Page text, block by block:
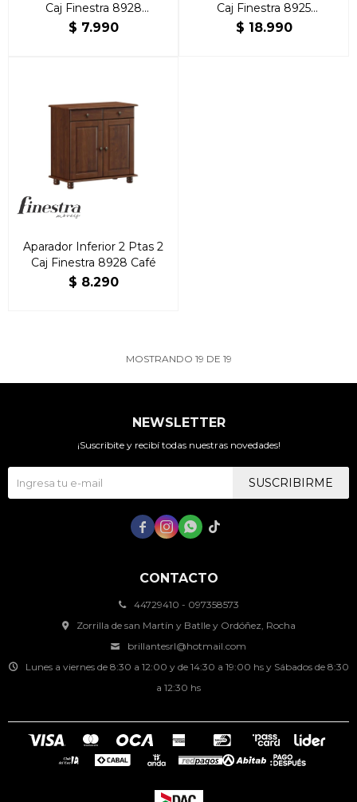
Caj Finestra 8928
Roble/Blanco
$ 7.990
Caj Finestra 8925
Roble/Blanco
$ 18.990
Aparador Inferior 2 Ptas 2
Caj Finestra 8928 Café
$ 8.290
MOSTRANDO 19 DE 19
CONTACTO
44729410 - 097358573
Zorrilla de san Martín y Batlle y Ordóñez, Rocha
brillantesrl@hotmail.com
Lunes a viernes de 8:30 a 12:00 y de 14:30 a 19:00 hs y Sábados de 8:30
a 12:30 hs
NEWSLETTER
¡Suscribite y recibí todas nuestras novedades!
SUSCRIBIRME
   